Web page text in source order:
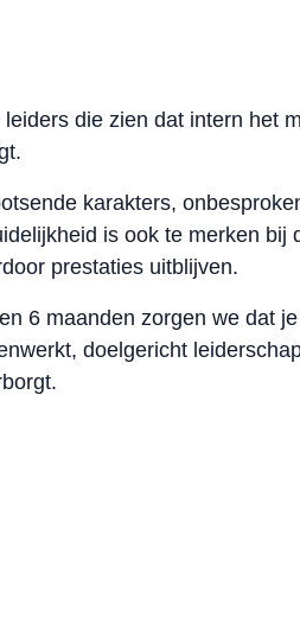
leiders die zien dat intern het
karakters,
is ook te merken bij
prestaties uitblijven.
6 maanden zorgen we dat
doelgericht